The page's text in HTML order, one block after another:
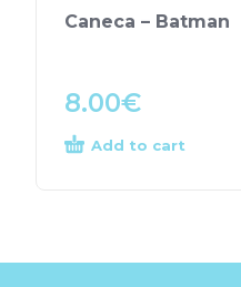
Caneca – Batman
8.00€
Add to cart